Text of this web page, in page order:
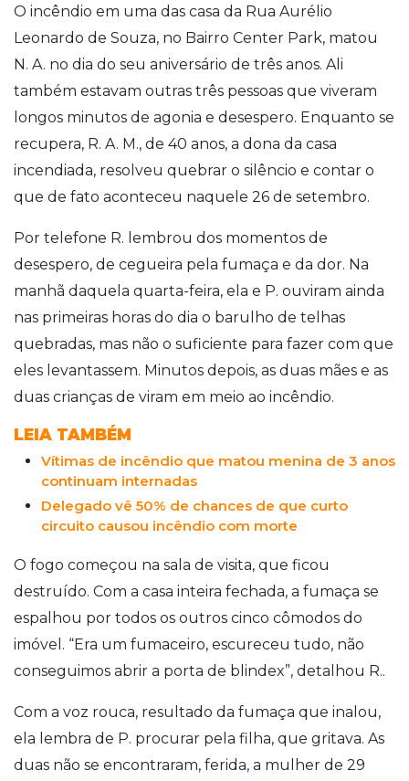
O incêndio em uma das casa da Rua Aurélio
Leonardo de Souza, no Bairro Center Park, matou
N. A. no dia do seu aniversário de três anos. Ali
também estavam outras três pessoas que viveram
longos minutos de agonia e desespero. Enquanto se
recupera, R. A. M., de 40 anos, a dona da casa
incendiada, resolveu quebrar o silêncio e contar o
que de fato aconteceu naquele 26 de setembro.
Por telefone R. lembrou dos momentos de
desespero, de cegueira pela fumaça e da dor. Na
manhã daquela quarta-feira, ela e P. ouviram ainda
nas primeiras horas do dia o barulho de telhas
quebradas, mas não o suficiente para fazer com que
eles levantassem. Minutos depois, as duas mães e as
duas crianças de viram em meio ao incêndio.
LEIA TAMBÉM
Vítimas de incêndio que matou menina de 3 anos
continuam internadas
Delegado vê 50% de chances de que curto
circuito causou incêndio com morte
O fogo começou na sala de visita, que ficou
destruído. Com a casa inteira fechada, a fumaça se
espalhou por todos os outros cinco cômodos do
imóvel. “Era um fumaceiro, escureceu tudo, não
conseguimos abrir a porta de blindex”, detalhou R..
Com a voz rouca, resultado da fumaça que inalou,
ela lembra de P. procurar pela filha, que gritava. As
duas não se encontraram, ferida, a mulher de 29